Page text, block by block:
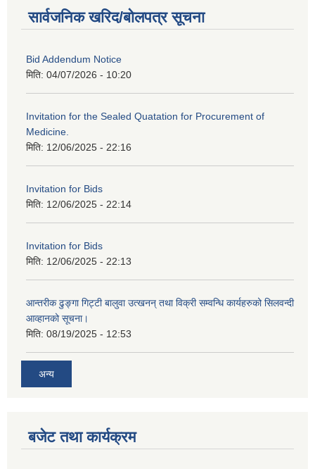
सार्वजनिक खरिद/बोलपत्र सूचना
Bid Addendum Notice
मिति: 04/07/2026 - 10:20
Invitation for the Sealed Quatation for Procurement of
Medicine.
मिति: 12/06/2025 - 22:16
Invitation for Bids
मिति: 12/06/2025 - 22:14
Invitation for Bids
मिति: 12/06/2025 - 22:13
आन्तरीक ढुङ्गा गिट्टी बालुवा उत्खनन् तथा विक्री सम्वन्धि कार्यहरुको सिलवन्दी
आव्हानको सूचना।
मिति: 08/19/2025 - 12:53
अन्य
बजेट तथा कार्यक्रम